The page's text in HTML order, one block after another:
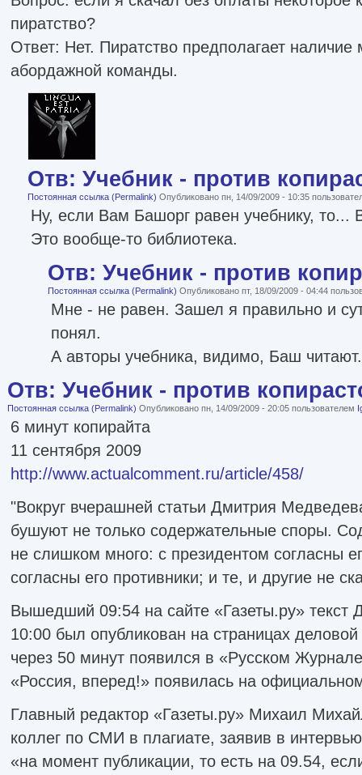
пиратство?
Ответ: Нет. Пиратство предполагает наличие
абордажной команды.
Отв: Учебник - против
Постоянная ссылка (Permalink) Опубликовано пн, 14/09/2009 - 10:35
Ну, если Вам Башорг равен учебнику, то...
Это вообще-то библиотека.
Отв: Учебник - против
Постоянная ссылка (Permalink) Опубликовано пт, 18/09/2009 - 04:44
Мне - не равен. Зашел я правильно и
понял.
А авторы учебника, видимо, Баш читают.
Отв: Учебник - против
Постоянная ссылка (Permalink) Опубликовано пн, 14/09/2009 - 20:05 пользователем
6 минут копирайта
11 сентября 2009
http://www.actualcomment.ru/article/458/
"Вокруг вчерашней статьи Дмитрия
бушуют не только содержательные споры.
не слишком много: с президентом согласны
согласны его противники; и те, и другие не
Вышедший 09:54 на сайте «Газеты.ру» текст
10:00 был опубликован на страницах
через 50 минут появился в «Русском
«Россия, вперед!» появилась на
Главный редактор «Газеты.ру» Михаил
коллег по СМИ в плагиате, заявив в
«на момент публикации, то есть на 09.54,